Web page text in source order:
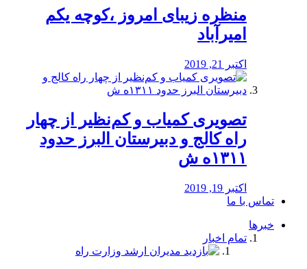
منظره‌‌ زیبای امروز ،کوچه یکم
امیرآباد
اکتبر 21, 2019
️تصویری کمیاب و کم‌نظیر از چهار
راه كالج و دبيرستان البرز حدود
۱۳۱۱ه ش
اکتبر 19, 2019
تماس با ما
خبرها
تمام اخبار